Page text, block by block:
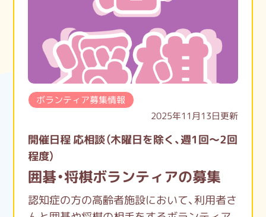
国立市ボランティアセンター
開館時間：月曜日～金曜日 9:00～17:00
休館日：土曜・日曜・祝日・年末年始
FAX：042-580-7112
長く遊んで、国立のまちを知り、くにたちを
好きになって欲しいと、競技カルタやカルタ
の詠まれた場所を歩く街歩きなども実施し
ています。
子どもたちが真剣に取り組む競技カルタや
カルタを広めるイベントで、一緒に活動して
くれる仲間を募集しています。
カルタの公式ルールを学んで、地域参加して
みませんか？
ボランティア募集情報
2025年11月13日更新
開催日程 応相談（木曜日を除く、週1回～2回
程度）
囲碁・将棋ボランティアの募集
認知症の方の高齢者施設において、利用者さ